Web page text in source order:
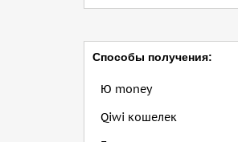
Способы получения:
Ю money
Qiwi кошелек